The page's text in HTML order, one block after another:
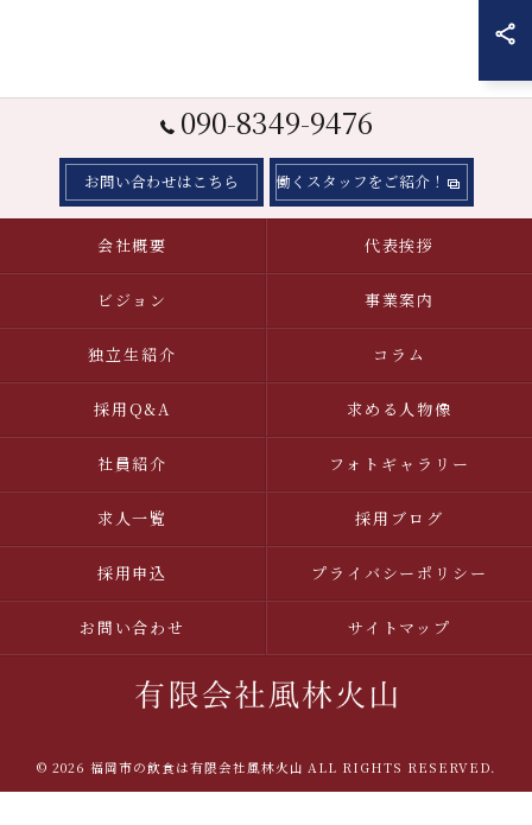
090-8349-9476
お問い合わせはこちら 働くスタッフをご紹介！
会社概要 代表挨拶
ビジョン 事業案内
独立生紹介 コラム
採用Q&A 求める人物像
社員紹介 フォトギャラリー
求人一覧 採用ブログ
採用申込 プライバシーポリシー
お問い合わせ サイトマップ
© 2026 福岡市の飲食は有限会社風林火山 ALL RIGHTS RESERVED.